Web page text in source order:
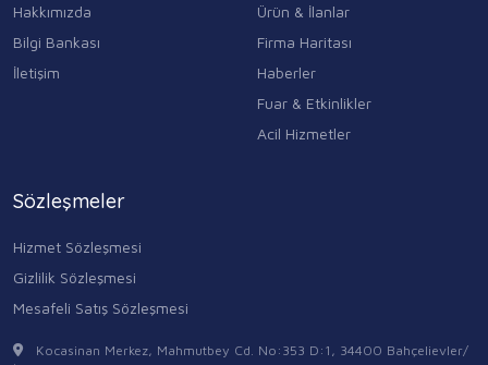
Hakkımızda
Bilgi Bankası
İletişim
Ürün & İlanlar
Firma Haritası
Haberler
Fuar & Etkinlikler
Acil Hizmetler
Sözleşmeler
Hizmet Sözleşmesi
Gizlilik Sözleşmesi
Mesafeli Satış Sözleşmesi
Kocasinan Merkez, Mahmutbey Cd. No:353 D:1, 34400 Bahçelievler/